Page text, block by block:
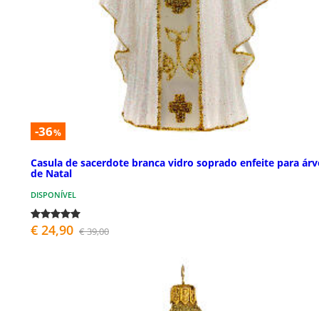
-36%
Casula de sacerdote branca vidro soprado enfeite para
de Natal
DISPONÍVEL
€ 24,90 € 39,00